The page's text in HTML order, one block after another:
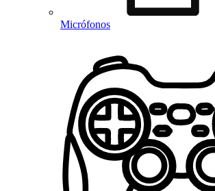
Micrófonos